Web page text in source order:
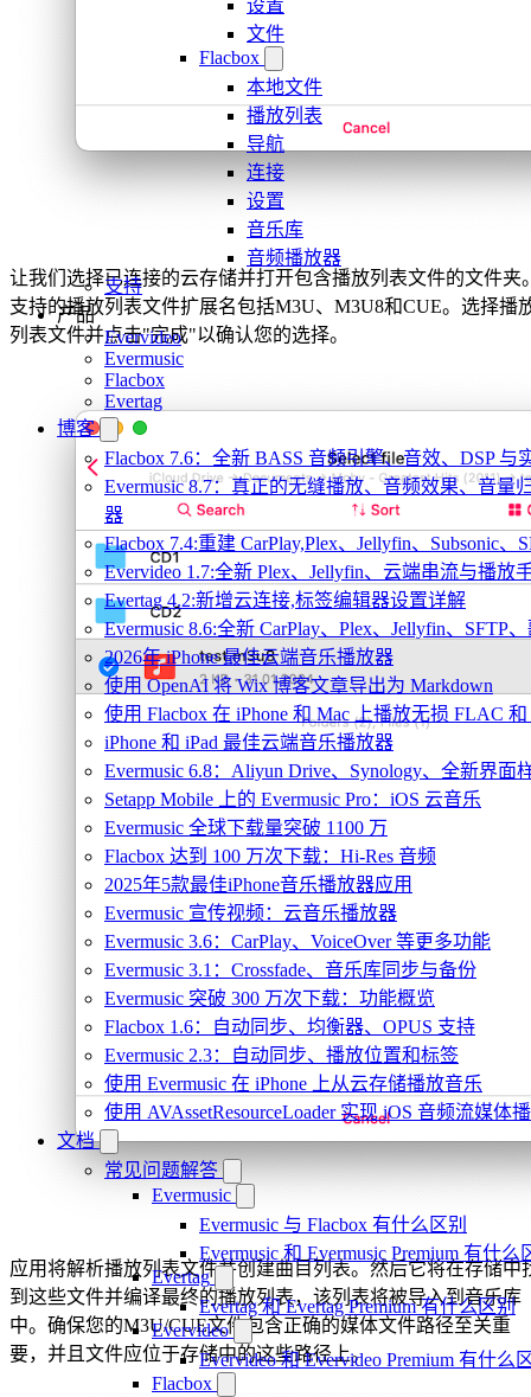
设置
文件
Flacbox
本地文件
播放列表
导航
连接
设置
音乐库
音频播放器
支持
产品
Evervideo
Evermusic
Flacbox
Evertag
博客
Flacbox 7.6：全新 BASS 音频引擎、音效、DSP 与
Evermusic 8.7：真正的无缝播放、音频效果、音量
器
Flacbox 7.4:重建 CarPlay,Plex、Jellyfin、Subsonic、
Evervideo 1.7:全新 Plex、Jellyfin、云端串流与播放
Evertag 4.2:新增云连接,标签编辑器设置详解
Evermusic 8.6:全新 CarPlay、Plex、Jellyfin、SFTP
2026年 iPhone 最佳云端音乐播放器
使用 OpenAI 将 Wix 博客文章导出为 Markdown
使用 Flacbox 在 iPhone 和 Mac 上播放无损 FLAC
iPhone 和 iPad 最佳云端音乐播放器
Evermusic 6.8：Aliyun Drive、Synology、全新界面
Setapp Mobile 上的 Evermusic Pro：iOS 云音乐
Evermusic 全球下载量突破 1100 万
Flacbox 达到 100 万次下载：Hi-Res 音频
2025年5款最佳iPhone音乐播放器应用
Evermusic 宣传视频：云音乐播放器
Evermusic 3.6：CarPlay、VoiceOver 等更多功能
Evermusic 3.1：Crossfade、音乐库同步与备份
Evermusic 突破 300 万次下载：功能概览
Flacbox 1.6：自动同步、均衡器、OPUS 支持
Evermusic 2.3：自动同步、播放位置和标签
使用 Evermusic 在 iPhone 上从云存储播放音乐
使用 AVAssetResourceLoader 实现 iOS 音频流媒体
文档
常见问题解答
Evermusic
Evermusic 与 Flacbox 有什么区别
Evermusic 和 Evermusic Premium 有什么
Evertag
Evertag 和 Evertag Premium 有什么区别
Evervideo
Evervideo 和 Evervideo Premium 有什么
Flacbox
让我们选择已连接的云存储并打开包含播放列表文件的文件夹
支持的播放列表文件扩展名包括M3U、M3U8和CUE。选择播
列表文件并点击"完成"以确认您的选择。
应用将解析播放列表文件并创建曲目列表。然后它将在存储中
到这些文件并编译最终的播放列表，该列表将被导入到音乐库
中。确保您的M3U/CUE文件包含正确的媒体文件路径至关重
要，并且文件应位于存储中的这些路径上。